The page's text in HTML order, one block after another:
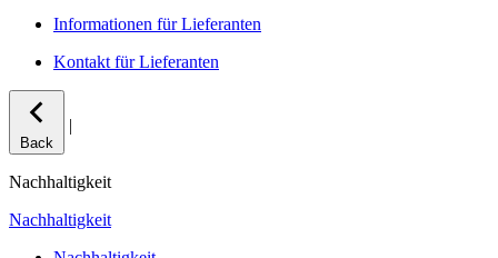
Informationen für Lieferanten
Kontakt für Lieferanten
Back
|
Nachhaltigkeit
Nachhaltigkeit